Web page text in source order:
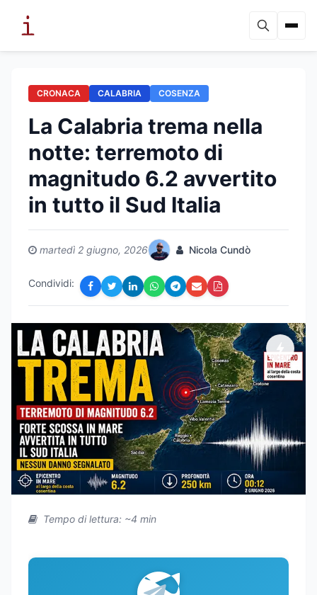
CRONACA CALABRIA COSENZA
La Calabria trema nella
notte: terremoto di
magnitudo 6.2 avvertito
in tutto il Sud Italia
martedì 2 giugno, 2026 Nicola Cundò
Condividi:
Tempo di lettura: ~4 min